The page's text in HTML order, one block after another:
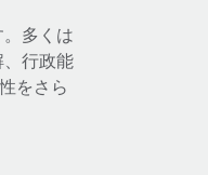
多くは
行政能
をさら